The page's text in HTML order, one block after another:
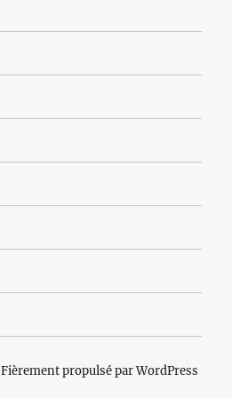
Fièrement propulsé par WordPress